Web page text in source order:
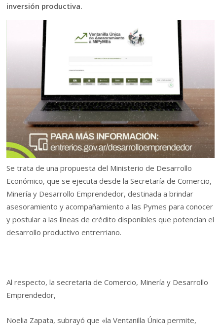
inversión productiva.
Se trata de una propuesta del Ministerio de Desarrollo
Económico, que se ejecuta desde la Secretaría de Comercio,
Minería y Desarrollo Emprendedor, destinada a brindar
asesoramiento y acompañamiento a las Pymes para conocer
y postular a las líneas de crédito disponibles que potencian el
desarrollo productivo entrerriano.
Al respecto, la secretaria de Comercio, Minería y Desarrollo
Emprendedor,
Noelia Zapata, subrayó que «la Ventanilla Única permite,